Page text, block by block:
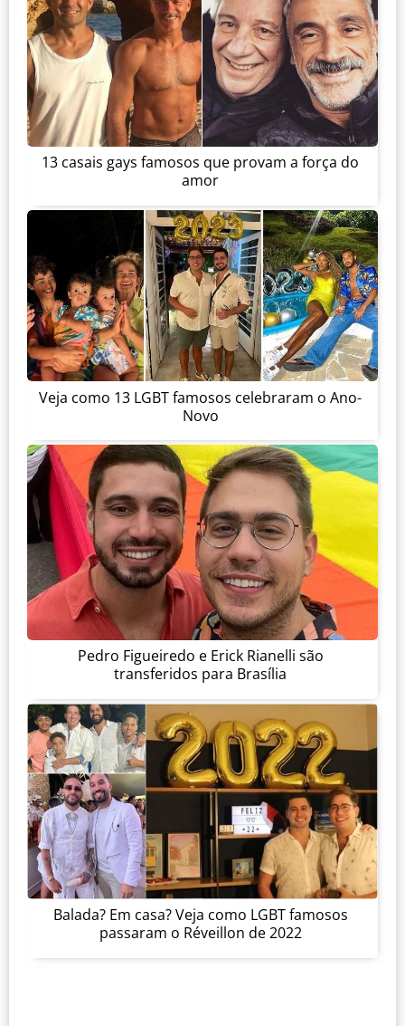
13 casais gays famosos que provam a força do
amor
Veja como 13 LGBT famosos celebraram o Ano-
Novo
Pedro Figueiredo e Erick Rianelli são
transferidos para Brasília
Balada? Em casa? Veja como LGBT famosos
passaram o Réveillon de 2022